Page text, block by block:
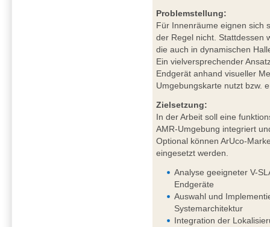
Problemstellung:
Für Innenräume eignen sich
der Regel nicht. Stattdessen
die auch in dynamischen
Ein vielversprechender
Endgerät anhand visueller
Umgebungskarte nutzt bzw.
Zielsetzung:
In der Arbeit soll eine
AMR-Umgebung integriert
Optional können ArUco-
eingesetzt werden.
Analyse geeigneter V-
Endgeräte
Auswahl und
Systemarchitektur
Integration der